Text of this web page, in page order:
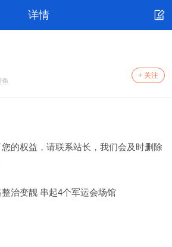
详情
+ 关注
的权益，请联系站长，我们会及时删除
治变靓 串起4个军运会场馆